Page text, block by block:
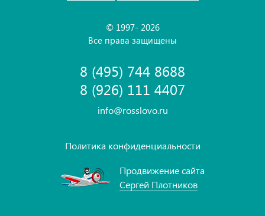
© 1997- 2026
Все права защищены
8 (495) 744 8688
8 (926) 111 4407
info@rosslovo.ru
Политика конфиденциальности
Продвижение сайта
Сергей Плотников